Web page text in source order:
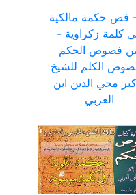
فص حكمة مالكية
كلمة زكراوية -
فصوص الحكم
الكلم للشيخ
محي الدين ابن
العربي